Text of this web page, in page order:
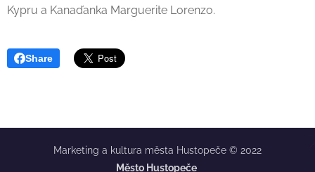
Kypru a Kanaďanka Marguerite Lorenzo.
Share
Marketing a kultura města Hustopeče © 2022
Město Hustopeče